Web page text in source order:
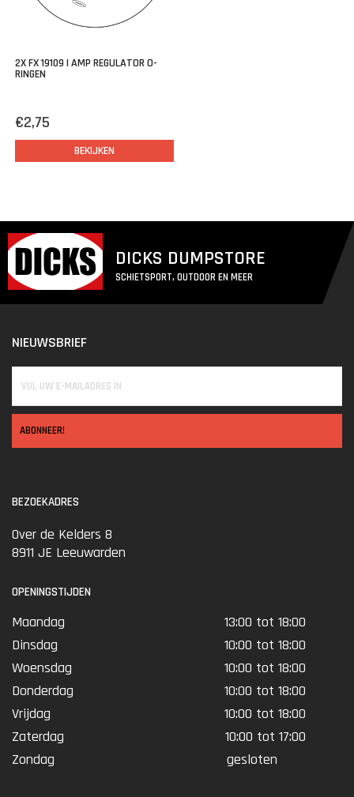
2X FX 19109 | AMP REGULATOR O-
RINGEN
€2,75
BEKIJKEN
DICKS DUMPSTORE
SCHIETSPORT, OUTDOOR EN MEER
NIEUWSBRIEF
ABONNEER!
BEZOEKADRES
Over de Kelders 8
8911 JE Leeuwarden
OPENINGSTIJDEN
Maandag
13:00 tot 18:00
Dinsdag
10:00 tot 18:00
Woensdag
10:00 tot 18:00
Donderdag
10:00 tot 18:00
Vrijdag
10:00 tot 18:00
Zaterdag
10:00 tot 17:00
Zondag
gesloten